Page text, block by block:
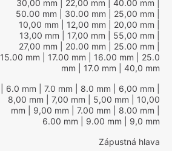
30,00 mm | 22,00 mm | 40.00 mm
50.00 mm | 30.00 mm | 25,00 mm
10,00 mm | 12,00 mm | 20,00 mm
13,00 mm | 17,00 mm | 55,00 mm
27,00 mm | 20.00 mm | 25.00 mm
15.00 mm | 17.00 mm | 16.00 mm | 25.0
mm | 17.0 mm | 40,0 mm
| 6.0 mm | 7.0 mm | 8.0 mm | 6,00 mm
8,00 mm | 7,00 mm | 5,00 mm | 10,00
mm | 9,00 mm | 7.00 mm | 8.00 mm
6.00 mm | 9.00 mm | 9,0 mm
Zápustná hlava